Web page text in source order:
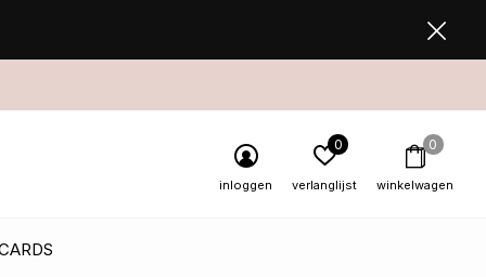
inloggen verlanglijst
0
winkelwagen
0